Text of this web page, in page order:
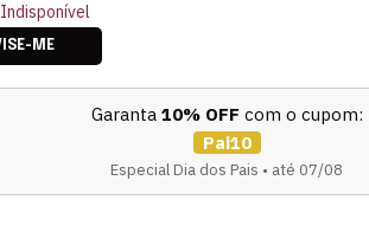
ME
Garanta 10% OFF com o cupom:
Pai10
Especial Dia dos Pais • até 07/08